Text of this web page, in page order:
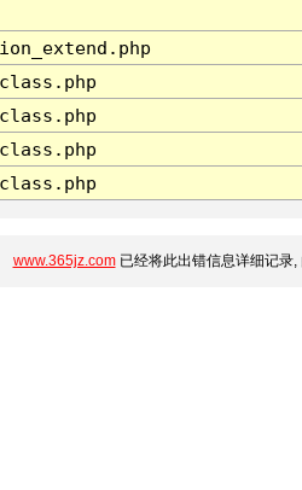
www.365jz.com已经将此出错信息详细记录,